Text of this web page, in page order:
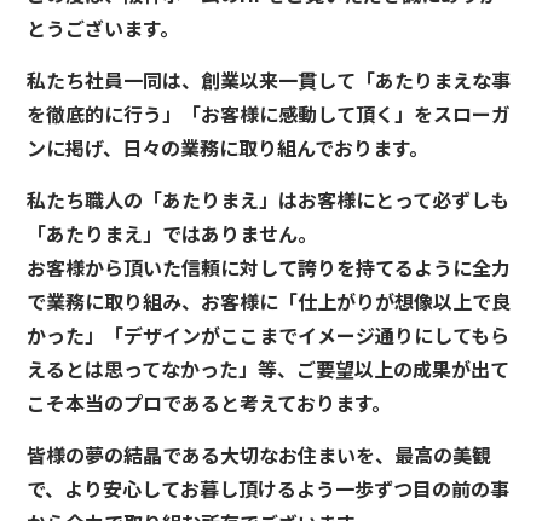
とうございます。
私たち社員一同は、創業以来一貫して「あたりまえな事
を徹底的に行う」「お客様に感動して頂く」をスローガ
ンに掲げ、日々の業務に取り組んでおります。
私たち職人の「あたりまえ」はお客様にとって必ずしも
「あたりまえ」ではありません。
お客様から頂いた信頼に対して誇りを持てるように全力
で業務に取り組み、お客様に「仕上がりが想像以上で良
かった」「デザインがここまでイメージ通りにしてもら
えるとは思ってなかった」等、ご要望以上の成果が出て
こそ本当のプロであると考えております。
皆様の夢の結晶である大切なお住まいを、最高の美観
で、より安心してお暮し頂けるよう一歩ずつ目の前の事